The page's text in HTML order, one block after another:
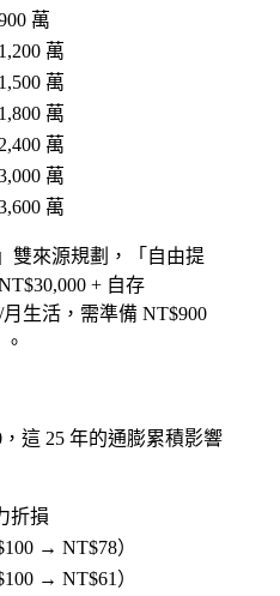
萬
萬
萬
萬
萬
萬
萬
雙來源規劃，「自由提
+ 自存
月生活，需準備 NT$900
這 25 年的通膨累積影響
折損
→ NT$78）
→ NT$61）